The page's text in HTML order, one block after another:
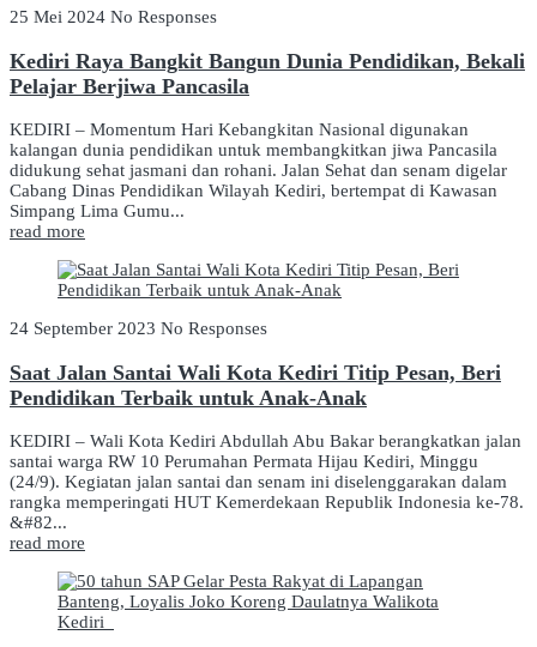
25 Mei 2024 No Responses
Kediri Raya Bangkit Bangun Dunia Pendidikan, Bekali
Pelajar Berjiwa Pancasila
KEDIRI – Momentum Hari Kebangkitan Nasional digunakan
kalangan dunia pendidikan untuk membangkitkan jiwa Pancasila
didukung sehat jasmani dan rohani. Jalan Sehat dan senam digelar
Cabang Dinas Pendidikan Wilayah Kediri, bertempat di Kawasan
Simpang Lima Gumu...
read more
24 September 2023 No Responses
Saat Jalan Santai Wali Kota Kediri Titip Pesan, Beri
Pendidikan Terbaik untuk Anak-Anak
KEDIRI – Wali Kota Kediri Abdullah Abu Bakar berangkatkan jalan
santai warga RW 10 Perumahan Permata Hijau Kediri, Minggu
(24/9). Kegiatan jalan santai dan senam ini diselenggarakan dalam
rangka memperingati HUT Kemerdekaan Republik Indonesia ke-78.
&#82...
read more